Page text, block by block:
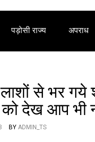
पड़ोसी राज्य अपराध
से भर गये
को देख आप भी
BY ADMIN_TS